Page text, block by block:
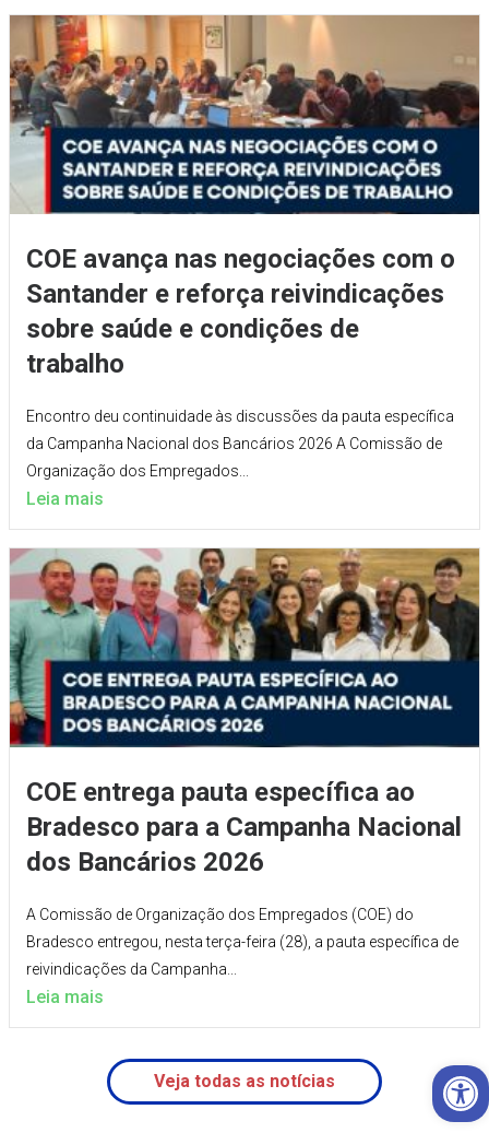
COE avança nas negociações com o
Santander e reforça reivindicações
sobre saúde e condições de
trabalho
Encontro deu continuidade às discussões da pauta específica
da Campanha Nacional dos Bancários 2026 A Comissão de
Organização dos Empregados...
Leia mais
COE entrega pauta específica ao
Bradesco para a Campanha Nacional
dos Bancários 2026
A Comissão de Organização dos Empregados (COE) do
Bradesco entregou, nesta terça-feira (28), a pauta específica de
reivindicações da Campanha...
Leia mais
Veja todas as notícias